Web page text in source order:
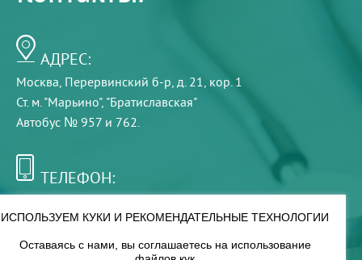
АДРЕС:
Москва, Перервинский б-р, д. 21, кор. 1
Ст. м. "Марьино", "Братиславская"
Автобус № 957 и 762.
ТЕЛЕФОН:
РЕЖИМ РАБОТЫ:
ИСПОЛЬЗУЕМ КУКИ И РЕКОМЕНДАТЕЛЬНЫЕ ТЕХНОЛОГИИ
Оставаясь с нами, вы соглашаетесь на использование